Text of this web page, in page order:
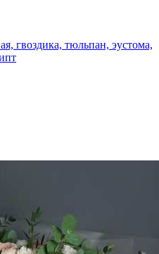
гвоздика, тюльпан, эустома,